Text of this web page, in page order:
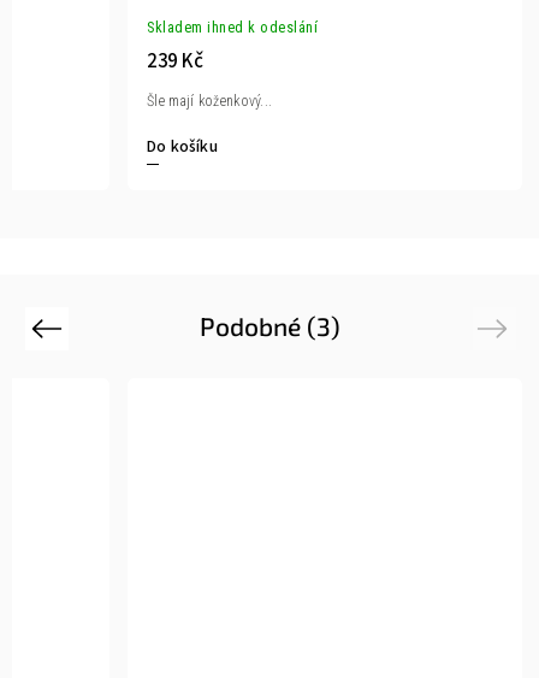
Skladem ihned k odeslání
239 Kč
Do košíku
Šle mají koženkový...
Podobné (3)
Previous Next